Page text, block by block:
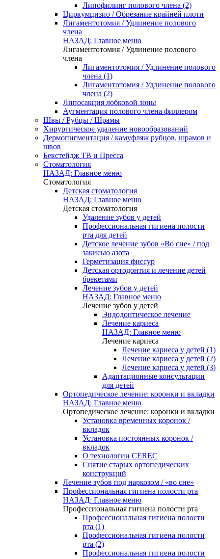
Липофилинг полового члена (2)
Циркумцизио / Обрезание крайней плоти
Лигаментотомия / Удлинение полового
члена
НАЗАД: Главное меню
Лигаментотомия / Удлинение полового
члена
Лигаментотомия / Удлинение полового
члена (1)
Лигаментотомия / Удлинение полового
члена (2)
Липосакция лобковой зоны
Аугментация полового члена филлером
Швы / Рубцы / Шрамы
Хирургическое удаление новообразований
Дермопигментация / камуфляж рубцов, шрамов и
швов
Бекстейдж ТВ и Пресса
Стоматология
НАЗАД: Главное меню
Стоматология
Детская стоматология
НАЗАД: Главное меню
Детская стоматология
Удаление зубов у детей
Профессиональная гигиена полости
рта для детей
Детское лечение зубов «Во сне» / под
закисью азота
Герметизация фиссур
Детская ортодонтия и лечение детей
брекетами
Лечение зубов у детей
НАЗАД: Главное меню
Лечение зубов у детей
Эндодонтическое лечение
Лечение кариеса
НАЗАД: Главное меню
Лечение кариеса
Лечение кариеса у детей (1)
Лечение кариеса у детей (2)
Лечение кариеса у детей (3)
Адаптационные консультации
для детей
Ортопедическое лечение: коронки и вкладки
НАЗАД: Главное меню
Ортопедическое лечение: коронки и вкладки
Установка временных коронок /
вкладок
Установка постоянных коронок /
вкладок
О технологии CEREC
Снятие старых ортопедических
конструкций
Лечение зубов под наркозом / «во сне»
Профессиональная гигиена полости рта
НАЗАД: Главное меню
Профессиональная гигиена полости рта
Профессиональная гигиена полости
рта (1)
Профессиональная гигиена полости
рта (2)
Профессиональная гигиена полости